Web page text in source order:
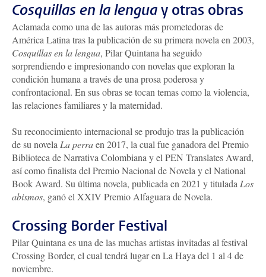
Cosquillas en la lenguay otras obras
Aclamada como una de las autoras más prometedoras de
América Latina tras la publicación de su primera novela en 2003,
Cosquillas en la lengua, Pilar Quintana ha seguido
sorprendiendo e impresionando con novelas que exploran la
condición humana a través de una prosa poderosa y
confrontacional. En sus obras se tocan temas como la violencia,
las relaciones familiares y la maternidad.
Su reconocimiento internacional se produjo tras la publicación
de su novelaLa perraen 2017, la cual fue ganadora del Premio
Biblioteca de Narrativa Colombiana y el PEN Translates Award,
así como finalista del Premio Nacional de Novela y el National
Book Award. Su última novela, publicada en 2021 y tituladaLos
abismos, ganó el XXIV Premio Alfaguara de Novela.
Crossing Border Festival
Pilar Quintana es una de las muchas artistas invitadas al festival
Crossing Border, el cual tendrá lugar en La Haya del 1 al 4 de
noviembre.